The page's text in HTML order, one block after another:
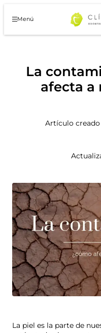
Menú
La
afecta a
Artículo
La piel es la parte de